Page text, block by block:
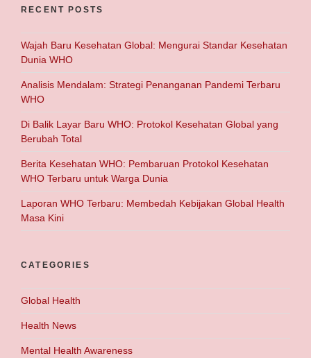
RECENT POSTS
Wajah Baru Kesehatan Global: Mengurai Standar Kesehatan
Dunia WHO
Analisis Mendalam: Strategi Penanganan Pandemi Terbaru
WHO
Di Balik Layar Baru WHO: Protokol Kesehatan Global yang
Berubah Total
Berita Kesehatan WHO: Pembaruan Protokol Kesehatan
WHO Terbaru untuk Warga Dunia
Laporan WHO Terbaru: Membedah Kebijakan Global Health
Masa Kini
CATEGORIES
Global Health
Health News
Mental Health Awareness